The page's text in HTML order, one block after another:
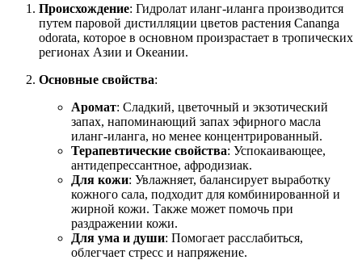
Происхождение: Гидролат иланг-иланга производится
путем паровой дистилляции цветов растения Cananga
odorata, которое в основном произрастает в тропических
регионах Азии и Океании.
Основные свойства:
Аромат: Сладкий, цветочный и экзотический
запах, напоминающий запах эфирного масла
иланг-иланга, но менее концентрированный.
Терапевтические свойства: Успокаивающее,
антидепрессантное, афродизиак.
Для кожи: Увлажняет, балансирует выработку
кожного сала, подходит для комбинированной и
жирной кожи. Также может помочь при
раздражении кожи.
Для ума и души: Помогает расслабиться,
облегчает стресс и напряжение.